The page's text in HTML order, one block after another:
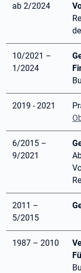
ab 2/2024
10/2021 –
1/2024
2019 - 2021
6/2015 –
9/2021
2011 –
5/2015
1987 – 2010